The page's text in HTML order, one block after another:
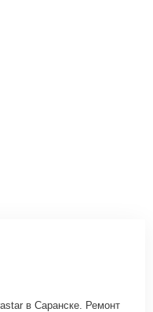
в Саранске. Ремонт